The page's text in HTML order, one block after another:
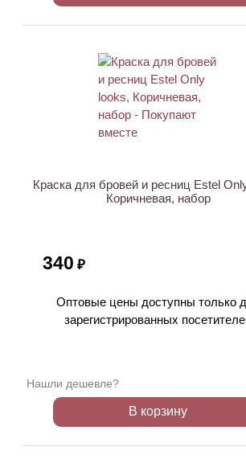
Краска для бровей и ресниц Estel
Коричневая, набор
340 ₽
Оптовые цены доступны только
зарегистрированных
Нашли дешевле?
В корзину